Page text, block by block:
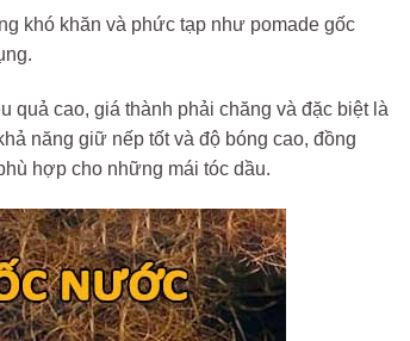
khó khăn và phức tạp như pomade gốc
quả cao, giá thành phải chăng và đặc biệt là
năng giữ nếp tốt và độ bóng cao, đồng
hợp cho những mái tóc dầu.